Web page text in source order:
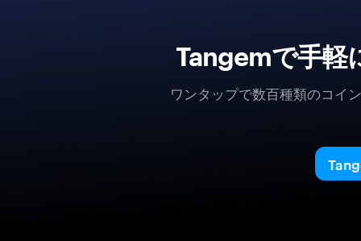
Tangemで手軽
ワンタップで数百種類のコイ